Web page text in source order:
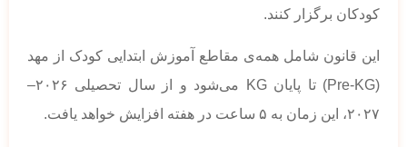
کودکان برگزار کنند.
این قانون شامل همه‌ی مقاطع آموزش ابتدایی کودک از مهد
(Pre-KG) تا پایان KG می‌شود و از سال تحصیلی ۲۰۲۶–
۲۰۲۷، این زمان به ۵ ساعت در هفته افزایش خواهد یافت.